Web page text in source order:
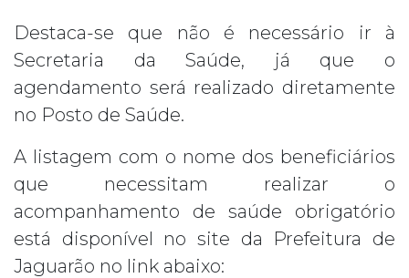
Destaca-se que não é necessário ir à
Secretaria da Saúde, já que o
agendamento será realizado diretamente
no Posto de Saúde.
A listagem com o nome dos beneficiários
que necessitam realizar o
acompanhamento de saúde obrigatório
está disponível no site da Prefeitura de
Jaguarão no link abaixo: